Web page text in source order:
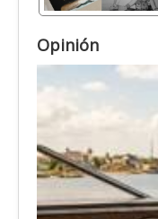
Opinión